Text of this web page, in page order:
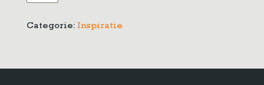
aantal
Categorie: Inspiratie